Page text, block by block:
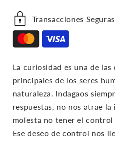
Transacciones Seguras
La curiosidad es una de
principales de los seres
naturaleza. Indagaos
respuestas, no nos atrae
molesta no tener el
Ese deseo de control nos